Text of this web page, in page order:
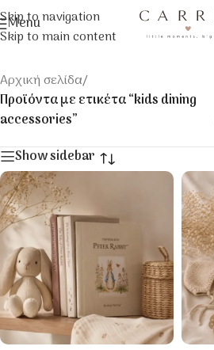
Skip to navigation
Skip to main content
Menu
Αρχική σελίδα/
Προϊόντα με ετικέτα “kids dining
accessories”
Show sidebar